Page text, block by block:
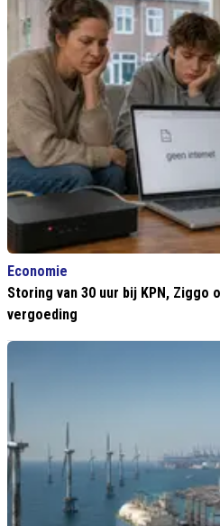
Economie
Storing van 30 uur bij KPN, Ziggo
vergoeding